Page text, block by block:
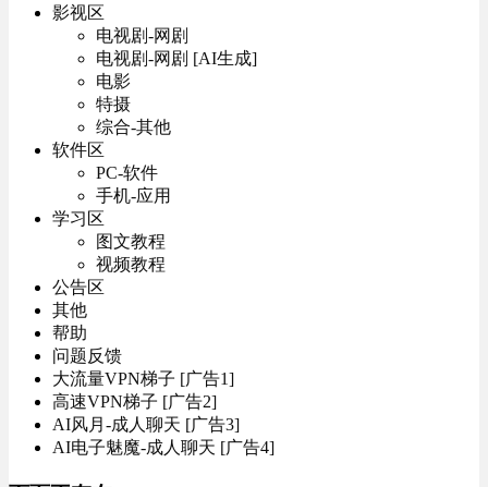
影视区
电视剧-网剧
电视剧-网剧 [AI生成]
电影
特摄
综合-其他
软件区
PC-软件
手机-应用
学习区
图文教程
视频教程
公告区
其他
帮助
问题反馈
大流量VPN梯子 [广告1]
高速VPN梯子 [广告2]
AI风月-成人聊天 [广告3]
AI电子魅魔-成人聊天 [广告4]